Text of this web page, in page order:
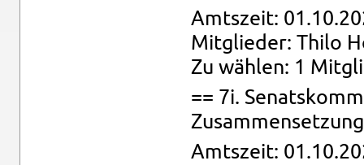
Amts­zeit:
Mit­glie­der: Thilo
Zu wäh­len: 1
== 7i.
Amts­zeit: